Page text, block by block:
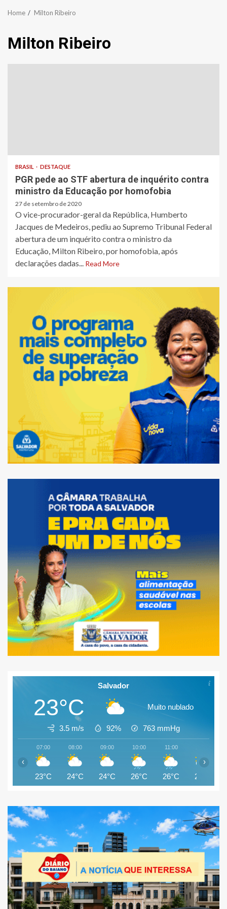
Home Milton Ribeiro
Milton Ribeiro
BRASIL DESTAQUE
PGR pede ao STF abertura de inquérito contra
ministro da Educação por homofobia
27 de setembro de 2020
O vice-procurador-geral da República, Humberto
Jacques de Medeiros, pediu ao Supremo Tribunal Federal
abertura de um inquérito contra o ministro da
Educação, Milton Ribeiro, por homofobia, após
declarações dadas... Read More
Salvador
23°C Muito nublado
3.5 m/s 92% 763 mmHg
07:00
23°C
08:00
24°C
09:00
24°C
10:00
26°C
11:00
26°C 27°C
‹ ›